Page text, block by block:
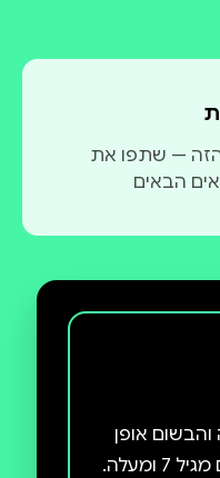
הזה — שתפו את
הבאים
והבשום אופן
לא-נסיכה. ספר לילדיןם מגיל 7 ומעלה.